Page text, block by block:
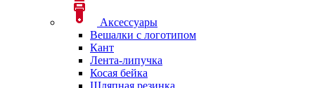
Аксессуары
Вешалки с логотипом
Кант
Лента-липучка
Косая бейка
Шляпная резинка